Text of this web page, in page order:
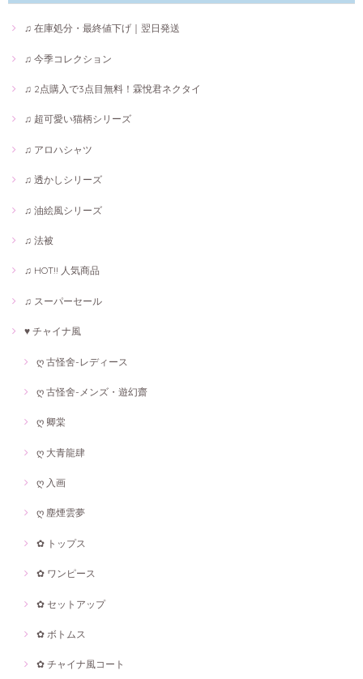
♫ 在庫処分・最終値下げ｜翌日発送
♫ 今季コレクション
♫ 2点購入で3点目無料！霖悅君ネクタイ
♫ 超可愛い猫柄シリーズ
♫ アロハシャツ
♫ 透かしシリーズ
♫ 油絵風シリーズ
♫ 法被
♫ HOT!! 人気商品
♫ スーパーセール
♥ チャイナ風
ღ 古怪舍-レディース
ღ 古怪舍-メンズ・遊幻齋
ღ 卿棠
ღ 大青龍肆
ღ 入画
ღ 塵煙雲夢
✿ トップス
✿ ワンピース
✿ セットアップ
✿ ボトムス
✿ チャイナ風コート